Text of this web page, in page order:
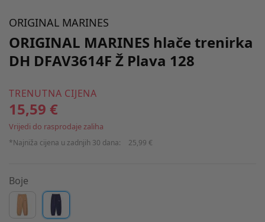
ORIGINAL MARINES
ORIGINAL MARINES hlače trenirka
DH DFAV3614F Ž Plava 128
TRENUTNA CIJENA
15,59 €
Vrijedi do rasprodaje zaliha
*Najniža cijena u zadnjih 30 dana: 25,99 €
Boje